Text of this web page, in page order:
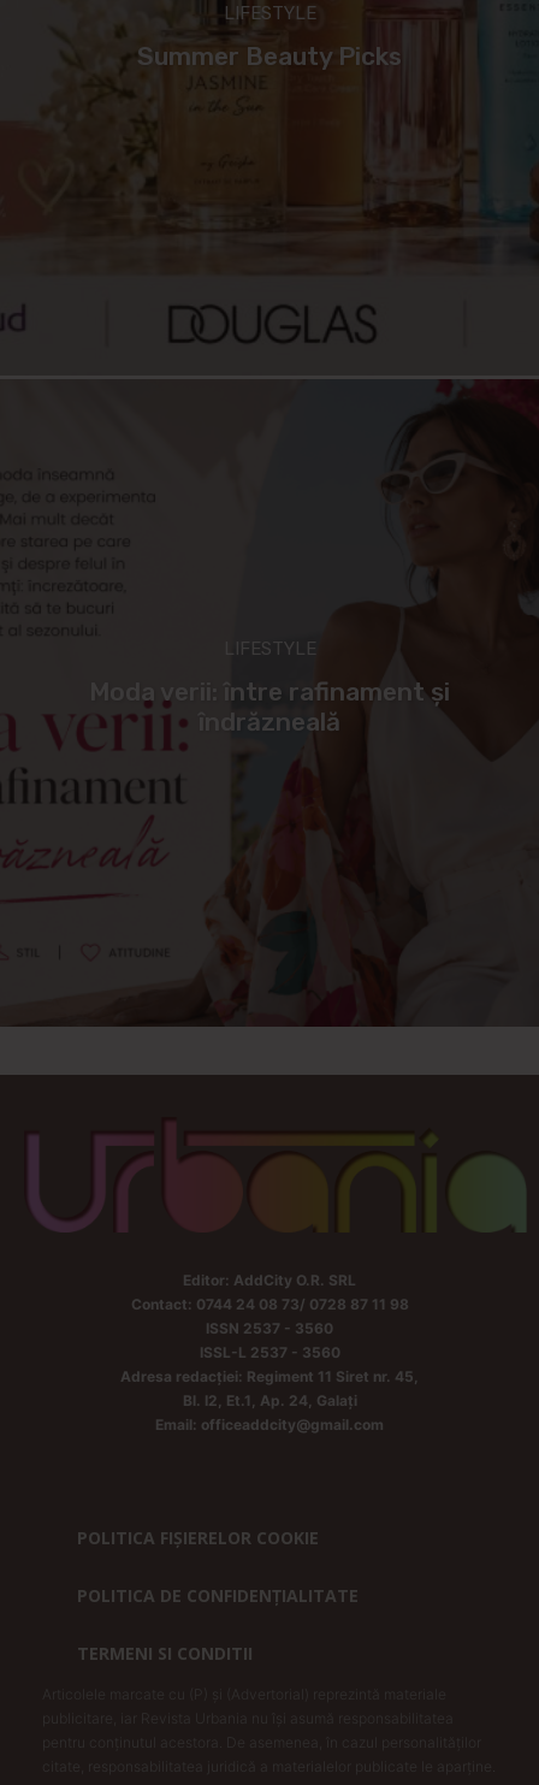
LIFESTYLE
Summer Beauty Picks
LIFESTYLE
Moda verii: între rafinament și
îndrăzneală
Editor: AddCity O.R. SRL
Contact: 0744 24 08 73/ 0728 87 11 98
ISSN 2537 - 3560
ISSL-L 2537 - 3560
Adresa redacției: Regiment 11 Siret nr. 45,
Bl. I2, Et.1, Ap. 24, Galați
Email: officeaddcity@gmail.com
POLITICA FIȘIERELOR COOKIE
POLITICA DE CONFIDENȚIALITATE
TERMENI SI CONDITII